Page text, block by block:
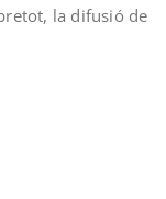
la difusió de